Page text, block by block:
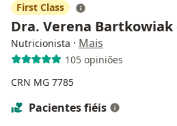
First Class
Dra. Verena
Nutricionista · Mais
105 opiniões
CRN MG 7785
Pacientes fiéis